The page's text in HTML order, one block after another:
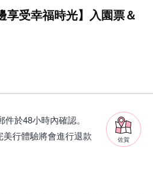
享受幸福時光】入園票＆
佐賀
於48小時內確認。
行體驗將會進行退款